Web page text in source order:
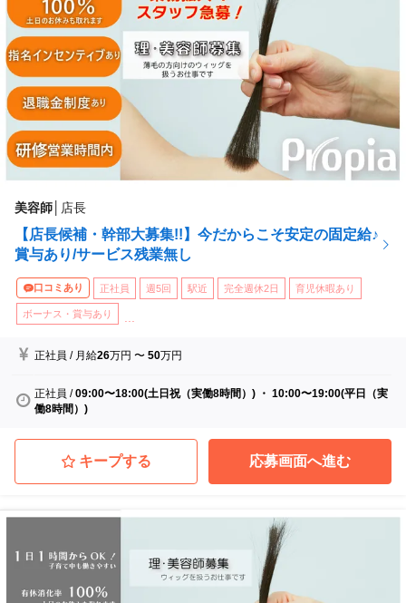
美容師 店長
【店長候補・幹部大募集!!】今だからこそ安定の固定給♪
賞与あり/サービス残業無し
口コミあり 正社員 週5回 駅近 完全週休2日 育児休暇あり
ボーナス・賞与あり
正社員 / 月給26万円 〜50万円
正社員 /09:00〜18:00(土日祝（実働8時間）) ・ 10:00〜19:00(平日（実
働8時間）)
キープする 応募画面へ進む